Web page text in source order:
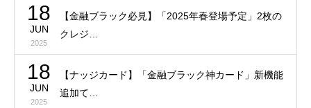
18
JUN
2025
【金融ブラック必見】「2025年春登場予定」2枚の
クレジ…
18
JUN
2025
【ナッジカード】「金融ブラック神カード」新機能
追加て…